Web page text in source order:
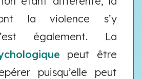
la violence s’y
également. La
peut être
puisqu’elle peut